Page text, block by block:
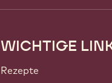
Footer
Callebaut
WICHTIGE
Rezepte